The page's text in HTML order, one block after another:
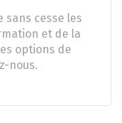
sans cesse les
et de la
options de
nous.